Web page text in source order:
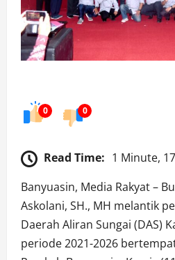
0 0
Read Time: 1 Minute,
Banyuasin, Media Rakyat –
Askolani, SH., MH melantik
Daerah Aliran Sungai (DAS)
periode 2021-2026